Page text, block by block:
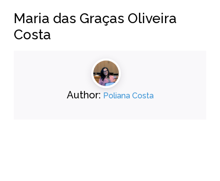
Maria das Graças Oliveira
Costa
Author: Poliana Costa